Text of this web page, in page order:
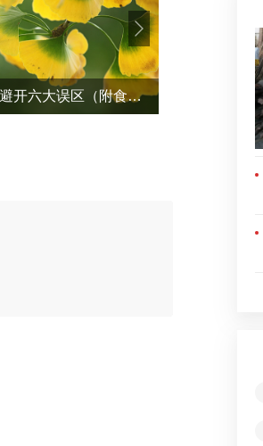
今日立秋，养生千万避开六大误区（附食补指南）